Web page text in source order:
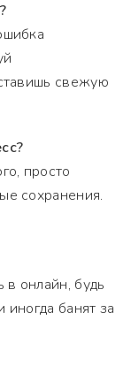
свежую
просто
сохранения.
в онлайн, будь
банят за